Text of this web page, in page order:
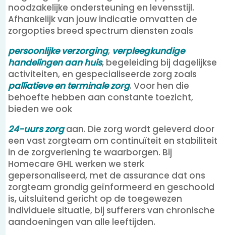
noodzakelijke ondersteuning en levensstijl.
Afhankelijk van jouw indicatie omvatten de
zorgopties breed spectrum diensten zoals
persoonlijke verzorging, verpleegkundige
handelingen aan huis, begeleiding bij dagelijkse
activiteiten, en gespecialiseerde zorg zoals
palliatieve en terminale zorg. Voor hen die
behoefte hebben aan constante toezicht,
bieden we ook
24-uurs zorgaan. Die zorg wordt geleverd door
een vast zorgteam om continuïteit en stabiliteit
in de zorgverlening te waarborgen. Bij
Homecare GHL werken we sterk
gepersonaliseerd, met de assurance dat ons
zorgteam grondig geïnformeerd en geschoold
is, uitsluitend gericht op de toegewezen
individuele situatie, bij sufferers van chronische
aandoeningen van alle leeftijden.